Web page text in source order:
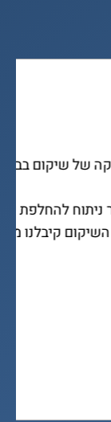
שירי (בת 17.5) עברה תאונת דרכים קשה כהולכת